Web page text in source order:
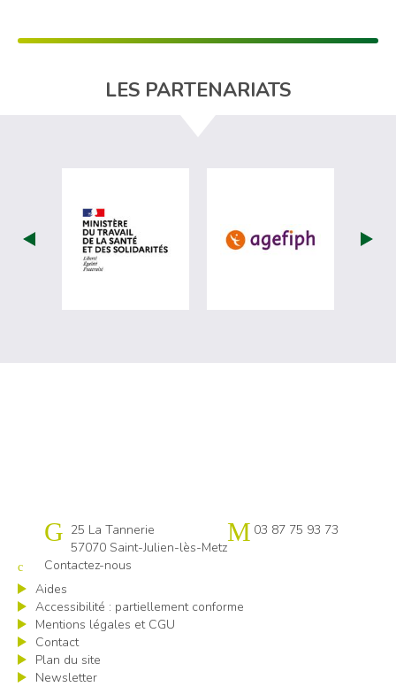
LES PARTENARIATS
visiter les site de Ministère du travail
visiter les
Cap emploi 57
25 La Tannerie
57070 Saint-Julien-lès-Metz
03 87 75 93 73
Contactez-nous
Aides
Accessibilité : partiellement conforme
Mentions légales et CGU
Contact
Plan du site
Newsletter